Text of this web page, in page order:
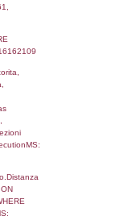
LEFT JOIN
el_comuni_1 ON
el_province_1
=
LEFT JOIN
where